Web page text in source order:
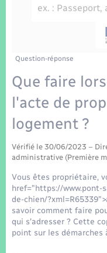
Etat-civil -
Parrainage civil
Recensement
Loisirs
Nouvel habitant
Numérique
Organisation
Sécurité -
Transports
Travaux -
Plan interactif
Présentation de la
Patrimoine –
Publications
La Communauté
Question-réponse
Que faire
l'acte de
logement ?
Vérifié le 30/06/2023 –
administrative (Première
Vous êtes propriétaire,
href="https://
de-chien/
savoir comment faire
qui s'adresser ? Cette
point sur les démarches